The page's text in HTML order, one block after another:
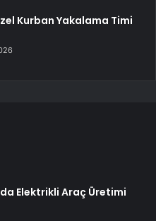
Kurban Yakalama Timi
Elektrikli Araç Üretimi